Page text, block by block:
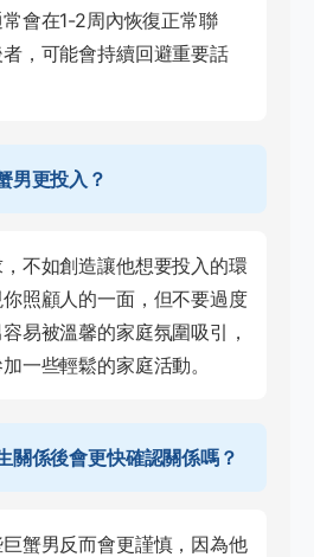
會在1-2周內恢復正常聯
，可能會持續回避重要話
男更投入？
不如創造讓他想要投入的環
照顧人的一面，但不要過度
易被溫馨的家庭氛圍吸引，
一些輕鬆的家庭活動。
關係後會更快確認關係嗎？
蟹男反而會更謹慎，因為他